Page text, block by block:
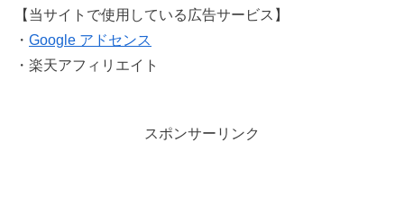
【当サイトで使用している広告サービス】
・ Google アドセンス
・楽天アフィリエイト
スポンサーリンク